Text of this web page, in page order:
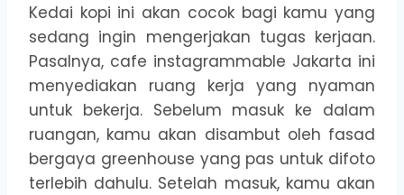
Kedai kopi ini akan cocok bagi kamu yang
sedang ingin mengerjakan tugas kerjaan.
Pasalnya, cafe instagrammable Jakarta ini
menyediakan ruang kerja yang nyaman
untuk bekerja. Sebelum masuk ke dalam
ruangan, kamu akan disambut oleh fasad
bergaya greenhouse yang pas untuk difoto
terlebih dahulu. Setelah masuk, kamu akan